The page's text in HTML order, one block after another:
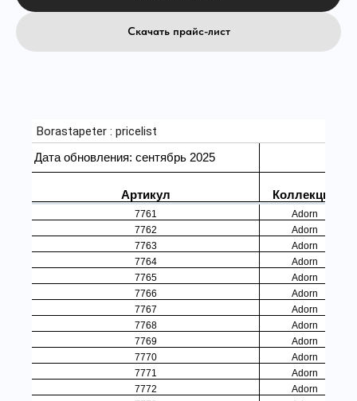
Скачать прайс-лист